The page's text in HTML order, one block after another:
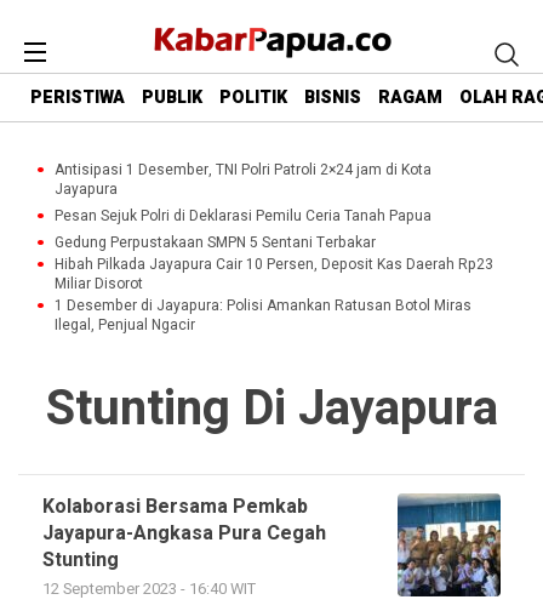
PERISTIWA PUBLIK POLITIK BISNIS RAGAM OLAH
Antisipasi 1 Desember, TNI Polri Patroli 2×24 jam di Kota
Jayapura
Pesan Sejuk Polri di Deklarasi Pemilu Ceria Tanah Papua
Gedung Perpustakaan SMPN 5 Sentani Terbakar
Hibah Pilkada Jayapura Cair 10 Persen, Deposit Kas Daerah Rp23
Miliar Disorot
1 Desember di Jayapura: Polisi Amankan Ratusan Botol Miras
Ilegal, Penjual Ngacir
Stunting Di Jayapura
Kolaborasi Bersama Pemkab
Jayapura-Angkasa Pura Cegah
Stunting
12 September 2023 - 16:40 WIT